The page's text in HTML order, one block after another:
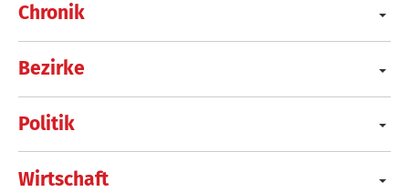
Chronik
Bezirke
Politik
Wirtschaft